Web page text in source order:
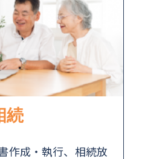
続
作成・執行、相続放